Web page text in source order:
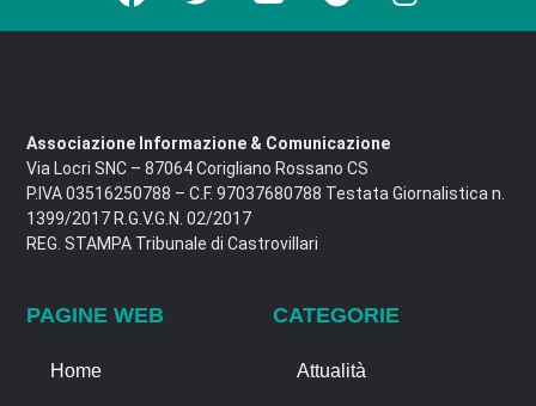
Associazione Informazione & Comunicazione
Via Locri SNC – 87064 Corigliano Rossano CS
P.IVA 03516250788 – C.F. 97037680788 Testata Giornalistica n.
1399/2017 R.G.V.G.N. 02/2017
REG. STAMPA Tribunale di Castrovillari
PAGINE WEB
Home
CATEGORIE
Attualità